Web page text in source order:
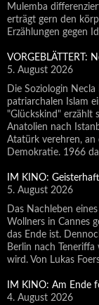
Mulemba
erträgt gern den
Erzählungen gegen
VORGEBLÄTTERT:
5. August 2026
Die Soziologin
patriarchalen Islam
"Glückskind" erzählt
Anatolien nach
Atatürk verehren, an
Demokratie. 1966
IM KINO:
5. August 2026
Das Nachleben
Wollners in Cannes
das Ende ist.
Berlin nach
wird. Von Lukas
IM KINO: Am Ende
4. August 2026